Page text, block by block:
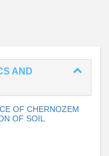
AND
OF CHERNOZEM
OF SOIL